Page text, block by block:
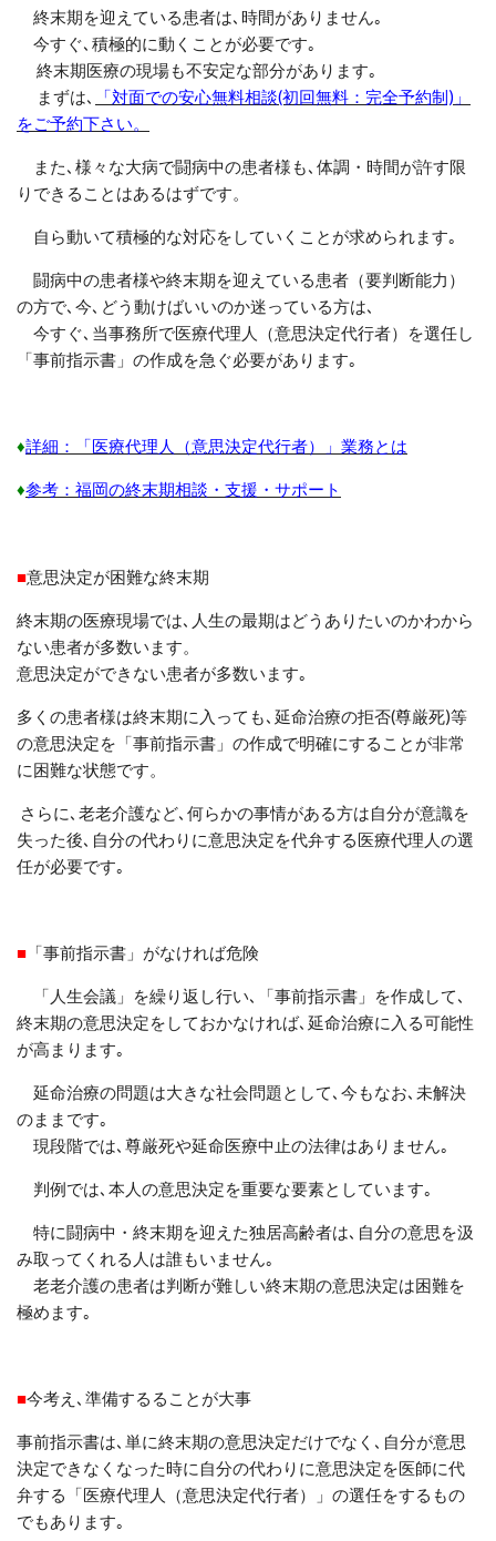
終末期を迎えている患者は､時間がありません｡
今すぐ､ 積極的に動くことが必要です｡
終末期医療の現場も不安定な部分があります｡
まずは､
「対面での安心無料相談(初回無料：完全予約制)」
をご予約下さい。
また､ 様々な大病で闘病中の患者様も､ 体調・時間が許す限
りできることはあるはずです。
自ら動いて積極的な対応をしていくことが求められます｡
闘病中の患者様や終末期を迎えている患者（要判断能力）
の方で､今､どう動けばいいのか迷っている方は､
今すぐ､ 当事務所で医療代理人（意思決定代行者） を選任し
「事前指示書 」 の作成を急ぐ必要があります｡
♦詳細：「医療代理人（意思決定代行者）」業務とは
♦参考：福岡の終末期相談・支援・サポート
■意思決定が困難な終末期
終末期の医療現場では､人生の最期はどうありたいのかわから
ない患者が多数います。
意思決定ができない患者が多数います｡
多くの患者様は終末期に入っても､ 延命治療の拒否(尊厳死)等
の意思決定を「事前指示書」の作成で明確にすることが非常
に困難な状態です。
さらに､老老介護など､何らかの事情がある方は自分が意識を
失った後､自分の代わりに意思決定を代弁する医療代理人 の選
任が必要です｡
■ 「事前指示書」がなければ危険
「人生会議」を繰り返し行い､
「事前指示書」を作成して､
終末期の意思決定をしておかなければ､延命治療に入る可能性
が高まります｡
延命治療の問題は大きな社会問題として､今もなお､未解決
のままです｡
現段階では､尊厳死や延命医療中止の法律はありません｡
判例では､本人の意思決定を重要な要素としています｡
特に闘病中・終末期を迎えた独居高齢者は､自分の意思を汲
み取ってくれる人は誰もいません｡
老老介護の患者は判断が難しい終末期の意思決定は困難を
極めます｡
■今考え､ 準備するることが大事
事前指示書は､単に終末期の意思決定だけでなく､自分が意思
決定できなくなった時に自分の代わりに意思決定を医師に代
弁する「医療代理人（意思決定代行者）」の選任をするもの
でもあります｡